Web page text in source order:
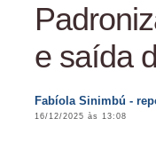
e saída
Fabíola Sinimbú -
16/12/2025 às 13:08